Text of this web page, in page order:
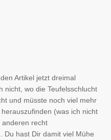
Artikel jetzt dreimal
nicht, wo die Teufelsschlucht
und müsste noch viel mehr
(was ich nicht
recht
Du hast Dir damit viel Mühe